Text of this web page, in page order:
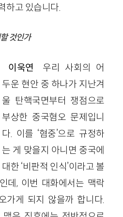
하고 있습니다.
것인가
이욱연 우리 사회의 어
두운 현안 중 하나가 지난겨
울 탄핵국면부터 쟁점으로
부상한 중국혐오 문제입니
다. 이를 ‘혐중’으로 규정하
는 게 맞을지 아니면 중국에
대한 ‘비판적 인식’이라고 볼
데, 이번 대화에서는 맥락
가게 되지 않을까 합니다.